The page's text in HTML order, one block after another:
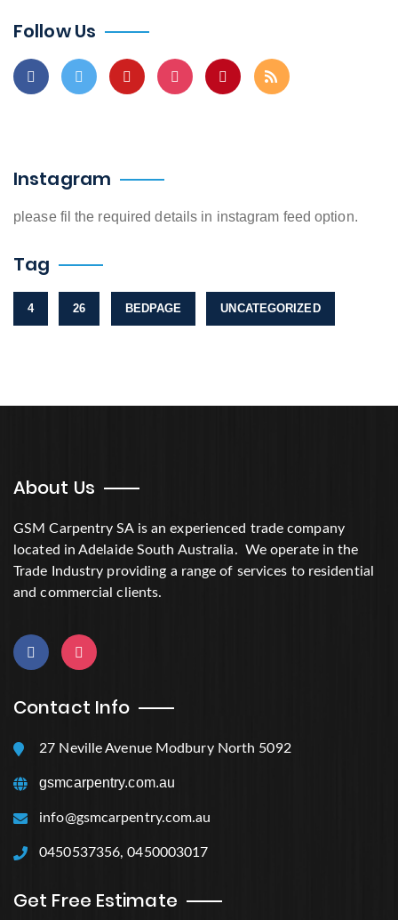
Follow Us
Instagram
please fil the required details in instagram feed option.
Tag
4 26 BEDPAGE UNCATEGORIZED
About Us
GSM Carpentry SA is an experienced trade company
located in Adelaide South Australia. We operate in the
Trade Industry providing a range of services to residential
and commercial clients.
Contact Info
27 Neville Avenue Modbury North 5092
gsmcarpentry.com.au
info@gsmcarpentry.com.au
0450537356, 0450003017
Get Free Estimate